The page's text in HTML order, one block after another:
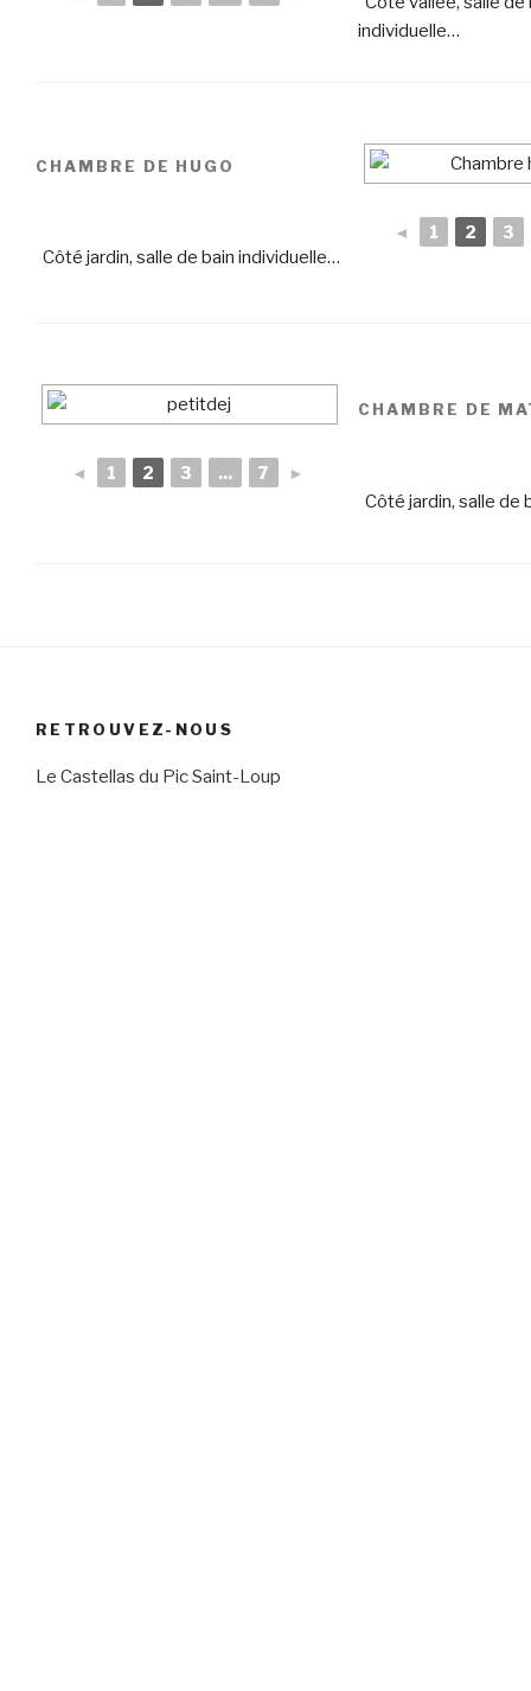
individuelle…
CHAMBRE DE HUGO
Côté jardin, salle de bain individuelle…
◄ 1 2 3
◄ 1 2 3 ... 7 ►
CHAMBRE DE
Côté jardin, salle de
RETROUVEZ-NOUS
Le Castellas du Pic Saint-Loup